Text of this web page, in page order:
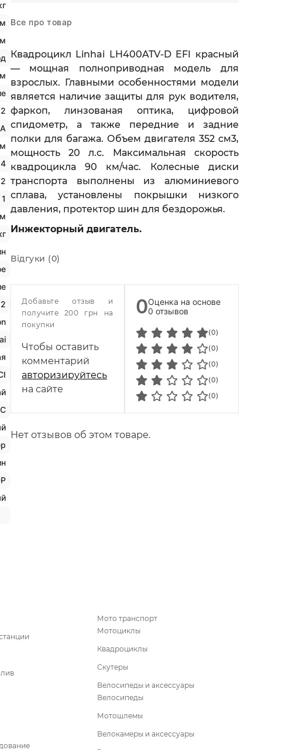
2
1
Все про товар
Квадроцикл Linhai LH400ATV-D EFI красный
— мощная полноприводная модель для
взрослых. Главными особенностями модели
является наличие защиты для рук водителя,
фаркоп, линзованая оптика, цифровой
спидометр, а также передние и задние
полки для багажа. Объем двигателя 352 см3,
мощность 20 л.с. Максимальная скорость
квадроцикла 90 км/час. Колесные диски
транспорта выполнены из алюминиевого
сплава, установлены покрышки низкого
давления, протектор шин для бездорожья.
Инжекторный двигатель.
Відгуки (0)
Добавьте отзыв и
получите 200 грн на
покупки
Чтобы оставить
комментарий
авторизируйтесь
на сайте
0Оценка на основе
0 отзывов
(0)
(0)
(0)
(0)
(0)
Нет отзывов об этом товаре.
Мото транспорт
Мотоциклы
Квадроциклы
Скутеры
Велосипеды и аксессуары
Велосипеды
Мотошлемы
Велокамеры и аксессуары